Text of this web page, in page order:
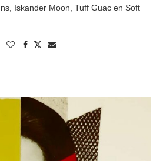
Iskander Moon, Tuff Guac en Soft